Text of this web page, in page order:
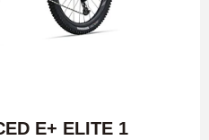
E+ ELITE 1